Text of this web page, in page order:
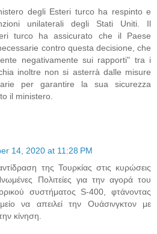
degli Esteri turco ha respinto e
unilaterali degli Stati Uniti. Il
turco ha assicurato che il Paese
contro questa decisione, che
negativamente sui rapporti" tra i
inoltre non si asterrà dalle misure
per garantire la sua sicurezza
il ministero.
14, 2020 at 11:28 PM
της Τουρκίας στις κυρώσεις
Πολιτείες για την αγορά του
συστήματος S-400, φτάνοντας
να απειλεί την Ουάσινγκτον με
κίνηση.